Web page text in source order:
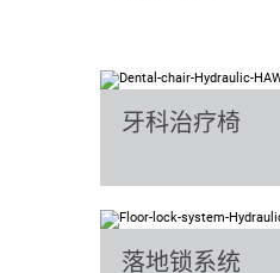
牙科治疗椅
落地锁系统